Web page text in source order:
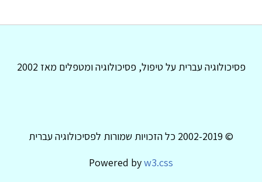
פסיכולוגיה עברית על טיפול, פסיכולוגיה ומטפלים מאז 2002
© 2002-2019 כל הזכויות שמורות לפסיכולוגיה עברית
Powered byw3.css